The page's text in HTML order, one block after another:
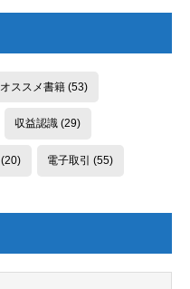
オススメ書籍(53)
収益認識 (29)
(20) 電子取引 (55)